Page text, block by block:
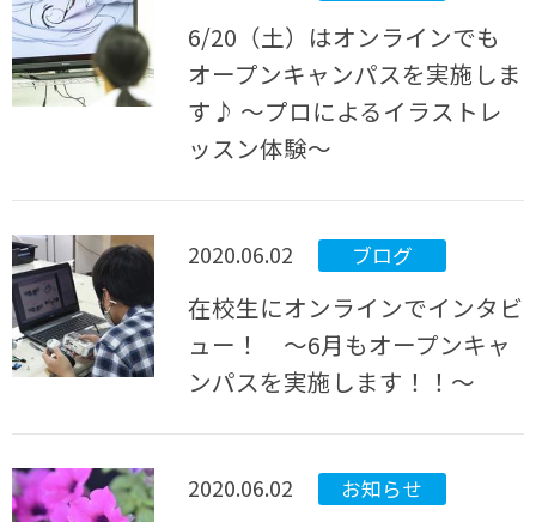
6/20（土）はオンラインでも
オープンキャンパスを実施しま
す♪ ～プロによるイラストレ
ッスン体験～
2020.06.02 ブログ
在校生にオンラインでインタビ
ュー！ ～6月もオープンキャ
ンパスを実施します！！～
2020.06.02 お知らせ